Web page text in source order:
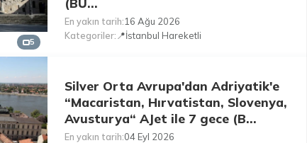
5
En yakın tarih 16 Ağu 2026
Kategoriler 📍İstanbul Hareketli
Silver Orta Avrupa'dan Adriyatik'e
“Macaristan, Hırvatistan, Slovenya,
Avusturya“ AJet ile 7 gece (B...
En yakın tarih 04 Eyl 2026